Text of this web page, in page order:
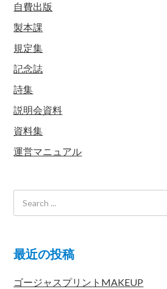
自費出版
製本課
規定集
記念誌
詩集
説明会資料
資料集
運営マニュアル
最近の投稿
ゴージャスプリントMAKEUP